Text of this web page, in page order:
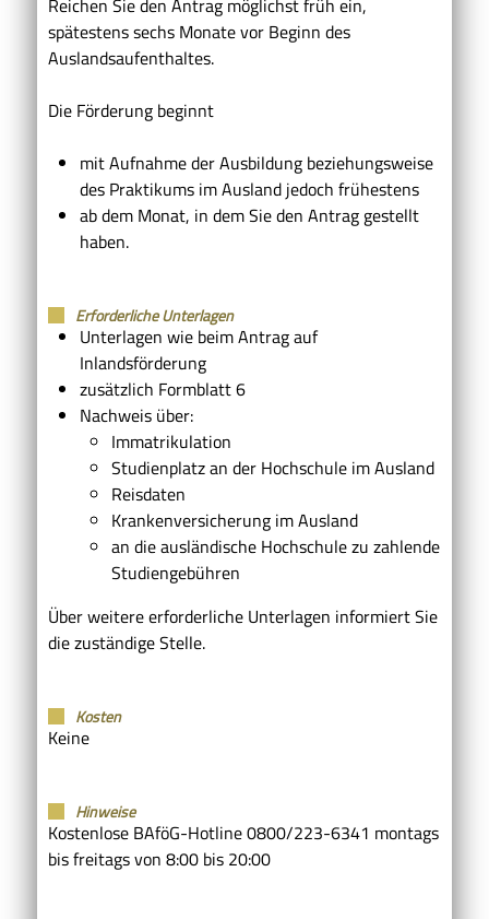
spätestens sechs Monate vor Beginn des
Auslandsaufenthaltes.
Die Förderung beginnt
mit Aufnahme der Ausbildung beziehungsweise
des Praktikums im Ausland jedoch frühestens
ab dem Monat, in dem Sie den Antrag gestellt
haben.
Erforderliche Unterlagen
Unterlagen wie beim Antrag auf
Inlandsförderung
zusätzlich Formblatt 6
Nachweis über:
Immatrikulation
Studienplatz an der Hochschule im Ausland
Reisdaten
Krankenversicherung im Ausland
an die ausländische Hochschule zu zahlende
Studiengebühren
Über weitere erforderliche Unterlagen informiert Sie
die zuständige Stelle.
Kosten
Keine
Hinweise
Kostenlose BAföG-Hotline 0800/223-6341 montags
bis freitags von 8:00 bis 20:00